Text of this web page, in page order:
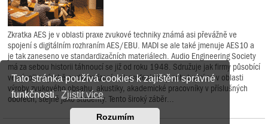
Tato stránka používá cookies k zajištění správné
funkčnosti. Zjistit více
Rozumím
Zkratka AES je v oblasti praxe zvukové techniky známá asi převážně ve
spojení s digitálním rozhraním AES/EBU. MADI se ale také jmenuje AES10 a
je tak zaneseno ve standardizačních materiálech. Audio Engineering Society
má za sebou historii táhnoucí se již od roku 1948. Sdružuje jak firmy působící
ve vývoji a výrobě audio zařízení, tak profesionály pohybující se v oblasti
výroby zvukového obsahu, akustiky, akademické pracovníky v příslušných
oborech, stejně jako studenty. Tento široký záběr...